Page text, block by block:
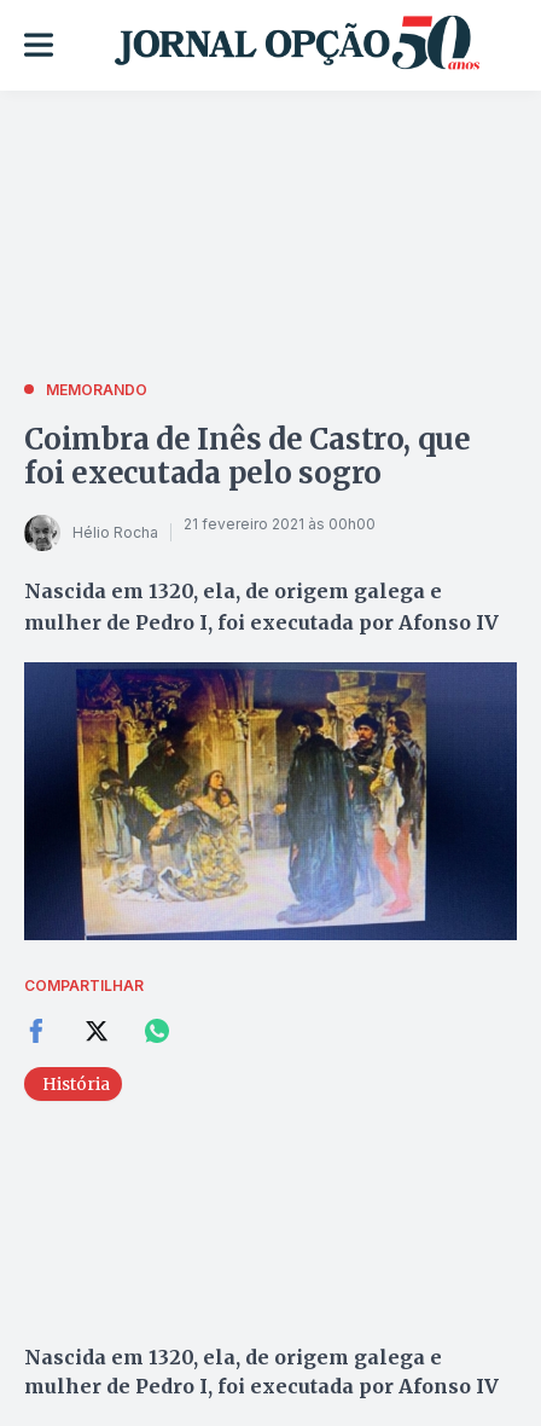
MEMORANDO
Coimbra de Inês de Castro, que
foi executada pelo sogro
Hélio Rocha 21 fevereiro 2021 às 00h00
Nascida em 1320, ela, de origem galega e
mulher de Pedro I, foi executada por Afonso IV
COMPARTILHAR
História
Nascida em 1320, ela, de origem galega e
mulher de Pedro I, foi executada por Afonso IV